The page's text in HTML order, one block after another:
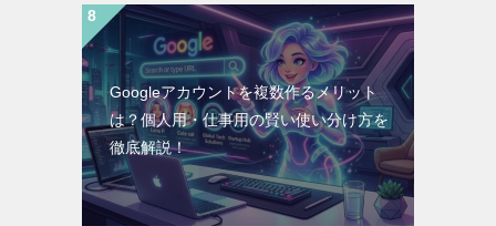
Googleアカウントを複数作るメリット
は？個人用・仕事用の賢い使い分け方を
徹底解説！